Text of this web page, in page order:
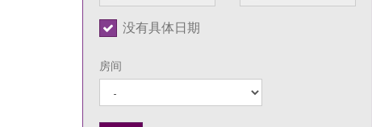
没有具体日期
房间